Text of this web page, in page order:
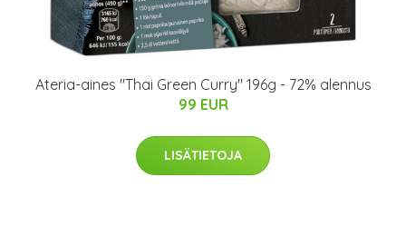
Ateria-aines "Thai Green Curry" 196g - 72% alennus
99 EUR
LISÄTIETOJA